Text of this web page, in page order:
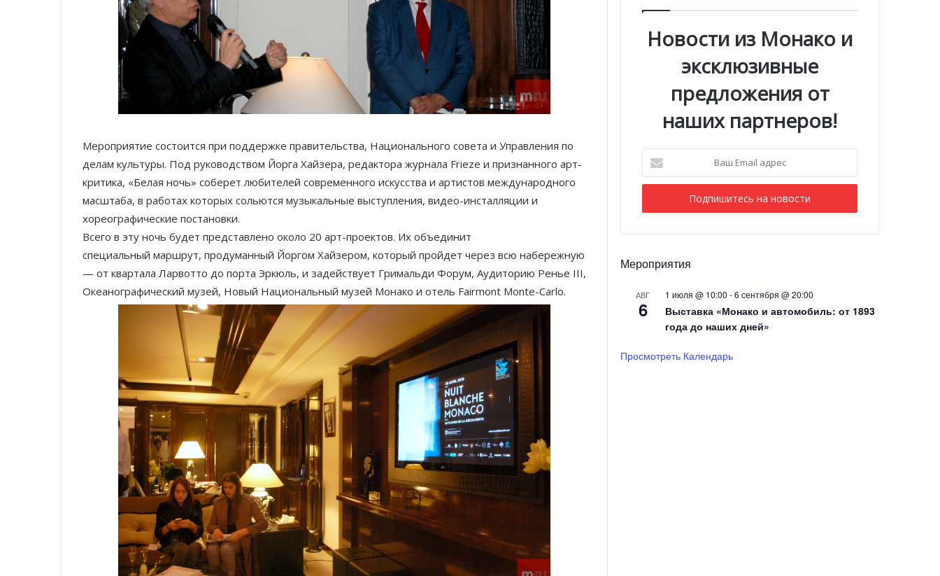
Мероприятие состоится при поддержке правительства, Национального совета и Управления по
делам культуры. Под руководством Йорга Хайзера, редактора журнала Frieze и признанного арт-
критика, «Белая ночь» соберет любителей современного искусства и артистов международного
масштаба, в работах которых сольются музыкальные выступления, видео-инсталляции и
хореографические постановки.
Всего в эту ночь будет представлено около 20 арт-проектов. Их объединит
специальный маршрут, продуманный Йоргом Хайзером, который пройдет через всю набережную
— от квартала Ларвотто до порта Эркюль, и задействует Гримальди Форум, Аудиторию Ренье III,
Океанографический музей, Новый Национальный музей Монако и отель Fairmont Monte-Carlo.
Новости из Монако и
эксклюзивные
предложения от
наших партнеров!
Email
адрес
Мероприятия
АВГ
6
1 июля @ 10:00 -6 сентября @ 20:00
Выставка «Монако и автомобиль: от 1893
года до наших дней»
Просмотреть Календарь